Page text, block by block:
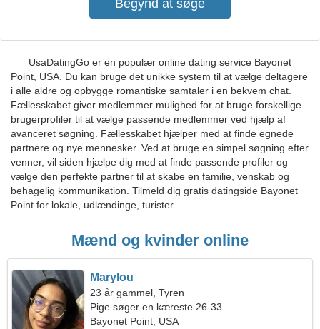
UsaDatingGo er en populær online dating service Bayonet
Point, USA. Du kan bruge det unikke system til at vælge deltagere
i alle aldre og opbygge romantiske samtaler i en bekvem chat.
Fællesskabet giver medlemmer mulighed for at bruge forskellige
brugerprofiler til at vælge passende medlemmer ved hjælp af
avanceret søgning. Fællesskabet hjælper med at finde egnede
partnere og nye mennesker. Ved at bruge en simpel søgning efter
venner, vil siden hjælpe dig med at finde passende profiler og
vælge den perfekte partner til at skabe en familie, venskab og
behagelig kommunikation. Tilmeld dig gratis datingside Bayonet
Point for lokale, udlændinge, turister.
Mænd og kvinder online
Marylou
23 år gammel, Tyren
Pige søger en kæreste 26-33
Bayonet Point, USA